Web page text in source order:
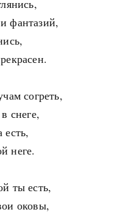
фантазий,
согреть,
снеге,
неге.
ты есть,
оковы,